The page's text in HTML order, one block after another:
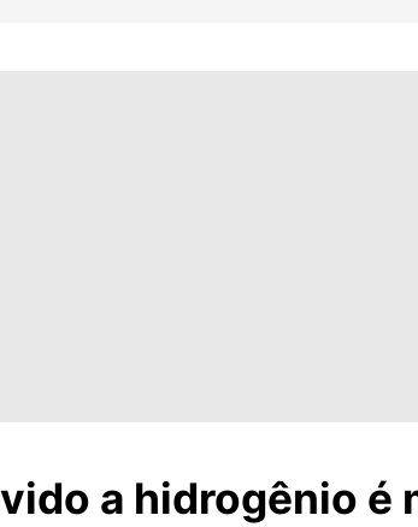
a hidrogênio é